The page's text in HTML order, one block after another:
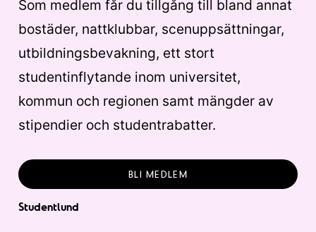
Som medlem får du tillgång till bland annat
bostäder, nattklubbar, scenuppsättningar,
utbildningsbevakning, ett stort
studentinflytande inom universitet,
kommun och regionen samt mängder av
stipendier och studentrabatter.
BLI MEDLEM
Studentlund